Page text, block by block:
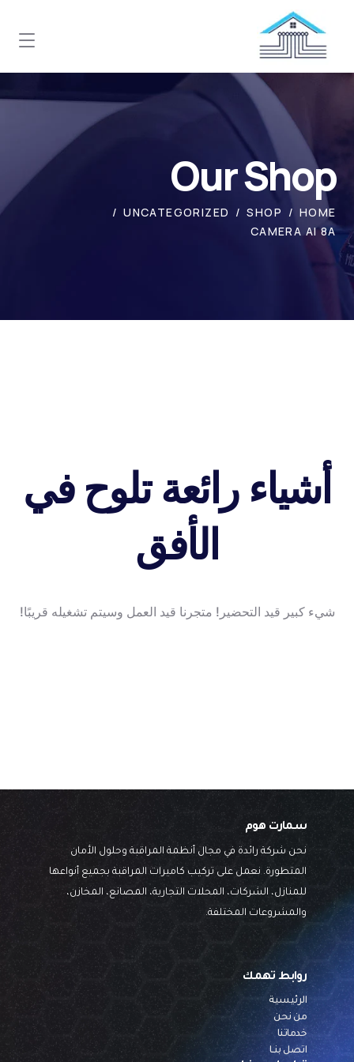
Our Shop
HOME
SHOP
UNCATEGORIZED
CAMERA AI 8A
أشياء رائعة تلوح في
الأفق
شيء كبير قيد التحضير! متجرنا قيد العمل وسيتم تشغيله قريبًا!
سمارت هوم
نحن شركة رائدة في مجال أنظمة المراقبة وحلول الأمان
المتطورة. نعمل على تركيب كاميرات المراقبة بجميع أنواعها
للمنازل، الشركات، المحلات التجارية، المصانع، المخازن،
والمشروعات المختلفة.
روابط تهمك
الرئيسية
من نحن
خدماتنا
اتصل بنــا